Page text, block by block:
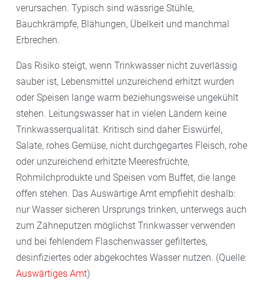
verursachen. Typisch sind wässrige Stühle,
Bauchkrämpfe, Blähungen, Übelkeit und manchmal
Erbrechen.
Das Risiko steigt, wenn Trinkwasser nicht zuverlässig
sauber ist, Lebensmittel unzureichend erhitzt wurden
oder Speisen lange warm beziehungsweise ungekühlt
stehen. Leitungswasser hat in vielen Ländern keine
Trinkwasserqualität. Kritisch sind daher Eiswürfel,
Salate, rohes Gemüse, nicht durchgegartes Fleisch, rohe
oder unzureichend erhitzte Meeresfrüchte,
Rohmilchprodukte und Speisen vom Buffet, die lange
offen stehen. Das Auswärtige Amt empfiehlt deshalb:
nur Wasser sicheren Ursprungs trinken, unterwegs auch
zum Zähneputzen möglichst Trinkwasser verwenden
und bei fehlendem Flaschenwasser gefiltertes,
desinfiziertes oder abgekochtes Wasser nutzen. (Quelle:
Auswärtiges Amt)